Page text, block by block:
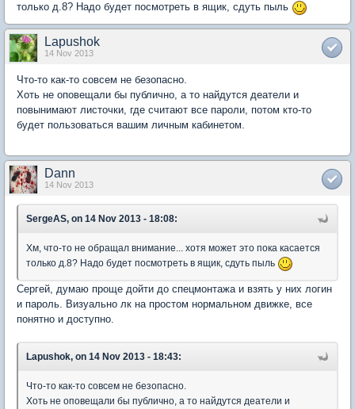
только д.8? Надо будет посмотреть в ящик, сдуть пыль
Lapushok
14 Nov 2013
Что-то как-то совсем не безопасно.
Хоть не оповещали бы публично, а то найдутся деатели и
повынимают листочки, где считают все пароли, потом кто-то
будет пользоваться вашим личным кабинетом.
Dann
14 Nov 2013
SergeAS, on 14 Nov 2013 - 18:08:
Хм, что-то не обращал внимание... хотя может это пока касается
только д.8? Надо будет посмотреть в ящик, сдуть пыль
Сергей, думаю проще дойти до спецмонтажа и взять у них логин
и пароль. Визуально лк на простом нормальном движке, все
понятно и доступно.
Lapushok, on 14 Nov 2013 - 18:43:
Что-то как-то совсем не безопасно.
Хоть не оповещали бы публично, а то найдутся деатели и